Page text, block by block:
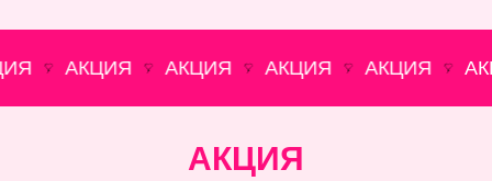
АКЦИЯ АКЦИЯ АКЦИЯ АКЦИЯ
АКЦИЯ